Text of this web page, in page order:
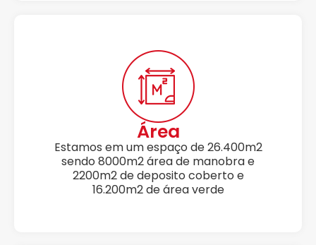
Área
Estamos em um espaço de 26.400m2
sendo 8000m2 área de manobra e
2200m2 de deposito coberto e
16.200m2 de área verde